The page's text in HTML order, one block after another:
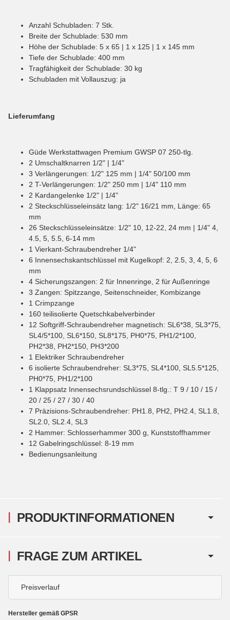
PRODUKTINFORMATIONEN
Anzahl Schubladen: 7 Stk.
Breite der Schublade: 530 mm
Höhe der Schublade: 5 x 65 | 1 x 125 | 1 x 145 mm
Tiefe der Schublade: 400 mm
Tragfähigkeit der Schublade: 30 kg
Schubladen mit Vollauszug: ja
Lieferumfang
Güde Werkstattwagen Premium GWSP 07 250-tlg.
2 Umschaltknarren 1/2" | 1/4"
3 Verlängerungen: 1/2" 125 mm | 1/4" 50/100 mm
2 T-Verlängerungen: 1/2" 250 mm | 1/4" 110 mm
2 Kardangelenke 1/2" | 1/4"
2 Steckschlüsseleinsätz lang: 1/2" 16/21 mm, Länge: 65
mm
26 Steckschlüsseleinsätze: 1/2" 10, 12-22, 24 mm | 1/4" 4,
4.5, 5, 5.5, 6-14 mm
1 Vierkant-Schraubendreher 1/4"
6 Innensechskantschlüssel mit Kugelkopf: 2, 2.5, 3, 4, 5, 6
mm
4 Sicherungszangen: 2 für Innenringe, 2 für Außenringe
3 Zangen: Spitzzange, Seitenschneider, Kombizange
1 Crimpzange
160 teilisolierte Quetschkabelverbinder
12 Softgriff-Schraubendreher magnetisch: SL6*38, SL3*75,
SL4/5*100, SL6*150, SL8*175, PH0*75, PH1/2*100,
PH2*38, PH2*150, PH3*200
1 Elektriker Schraubendreher
6 isolierte Schraubendreher: SL3*75, SL4*100, SL5.5*125,
PH0*75, PH1/2*100
1 Klappsatz Innensechsrundschlüssel 8-tlg.: T 9 / 10 / 15 /
20 / 25 / 27 / 30 / 40
7 Präzisions-Schraubendreher: PH1.8, PH2, PH2.4, SL1.8,
SL2.0, SL2.4, SL3
2 Hammer: Schlosserhammer 300 g, Kunststoffhammer
12 Gabelringschlüssel: 8-19 mm
Bedienungsanleitung
FRAGE ZUM ARTIKEL
Preisverlauf
Hersteller gemäß GPSR